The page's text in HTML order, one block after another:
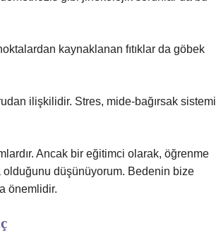
kaynaklanan fıtıklar da göbek
ilişkilidir. Stres, mide-bağırsak sistemi
Ancak bir eğitimci olarak, öğrenme
düşünüyorum. Bedenin bize
önemlidir.